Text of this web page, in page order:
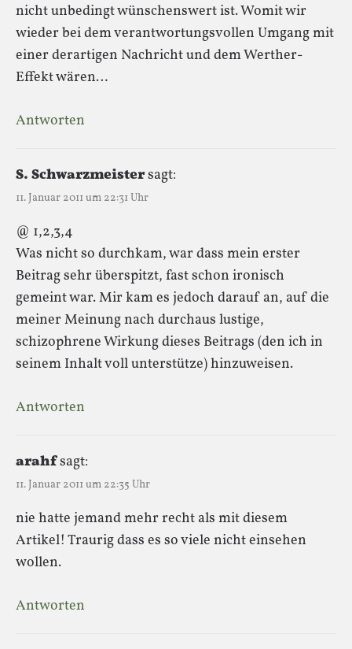
nicht unbedingt wünschenswert ist. Womit wir
wieder bei dem verantwortungsvollen Umgang mit
einer derartigen Nachricht und dem Werther-
Effekt wären…
Antworten
S. Schwarzmeistersagt:
11. Januar 2011 um 22:31 Uhr
@ 1,2,3,4
Was nicht so durchkam, war dass mein erster
Beitrag sehr überspitzt, fast schon ironisch
gemeint war. Mir kam es jedoch darauf an, auf die
meiner Meinung nach durchaus lustige,
schizophrene Wirkung dieses Beitrags (den ich in
seinem Inhalt voll unterstütze) hinzuweisen.
Antworten
arahfsagt:
11. Januar 2011 um 22:35 Uhr
nie hatte jemand mehr recht als mit diesem
Artikel! Traurig dass es so viele nicht einsehen
wollen.
Antworten